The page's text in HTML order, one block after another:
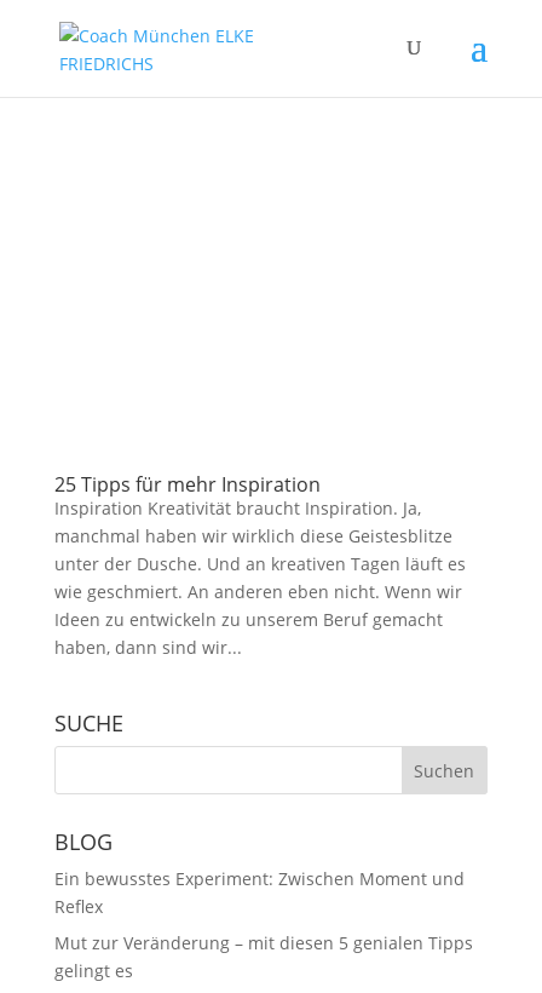
25 Tipps für mehr Inspiration
Inspiration Kreativität braucht Inspiration. Ja,
manchmal haben wir wirklich diese Geistesblitze
unter der Dusche. Und an kreativen Tagen läuft es
wie geschmiert. An anderen eben nicht. Wenn wir
Ideen zu entwickeln zu unserem Beruf gemacht
haben, dann sind wir...
SUCHE
BLOG
Ein bewusstes Experiment: Zwischen Moment und
Reflex
Mut zur Veränderung – mit diesen 5 genialen Tipps
gelingt es